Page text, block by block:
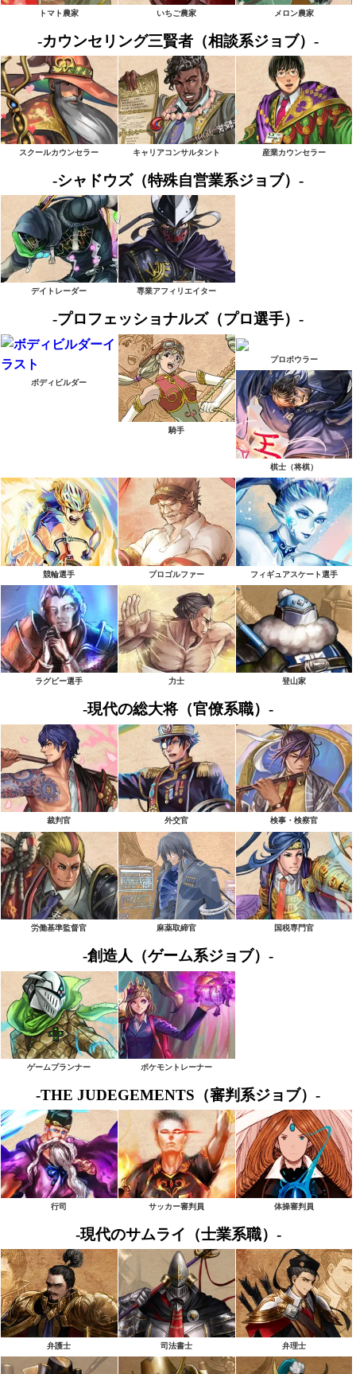
トマト農家 いちご農家 メロン農家
-カウンセリング三賢者（相談系ジョブ）-
スクールカウンセラー キャリアコンサルタント 産業カウンセラー
-シャドウズ（特殊自営業系ジョブ）-
デイトレーダー 専業アフィリエイター
-プロフェッショナルズ（プロ選手）-
ボディビルダー
騎手
プロボウラー
棋士（将棋）
競輪選手 プロゴルファー フィギュアスケート選手
ラグビー選手 力士 登山家
-現代の総大将（官僚系職）-
裁判官 外交官 検事・検察官
労働基準監督官 麻薬取締官 国税専門官
-創造人（ゲーム系ジョブ）-
ゲームプランナー ポケモントレーナー
-THE JUDEGEMENTS（審判系ジョブ）-
行司 サッカー審判員 体操審判員
-現代のサムライ（士業系職）-
弁護士 司法書士 弁理士